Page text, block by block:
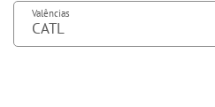
Valências